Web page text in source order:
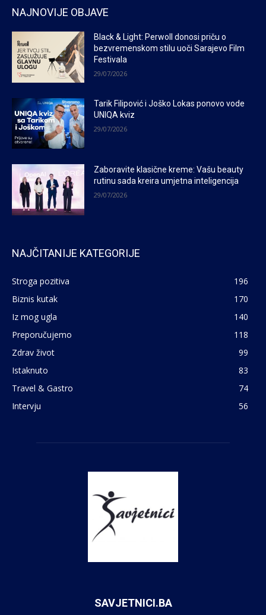
NAJNOVIJE OBJAVE
Black & Light: Perwoll donosi priču o
bezvremenskom stilu uoči Sarajevo Film
Festivala
29/07/2026
Tarik Filipović i Joško Lokas ponovo vode
UNIQA kviz
29/07/2026
Zaboravite klasične kreme: Vašu beauty
rutinu sada kreira umjetna inteligencija
29/07/2026
NAJČITANIJE KATEGORIJE
Stroga pozitiva
196
Biznis kutak
170
Iz mog ugla
140
Preporučujemo
118
Zdrav život
99
Istaknuto
83
Travel & Gastro
74
Intervju
56
SAVJETNICI.BA